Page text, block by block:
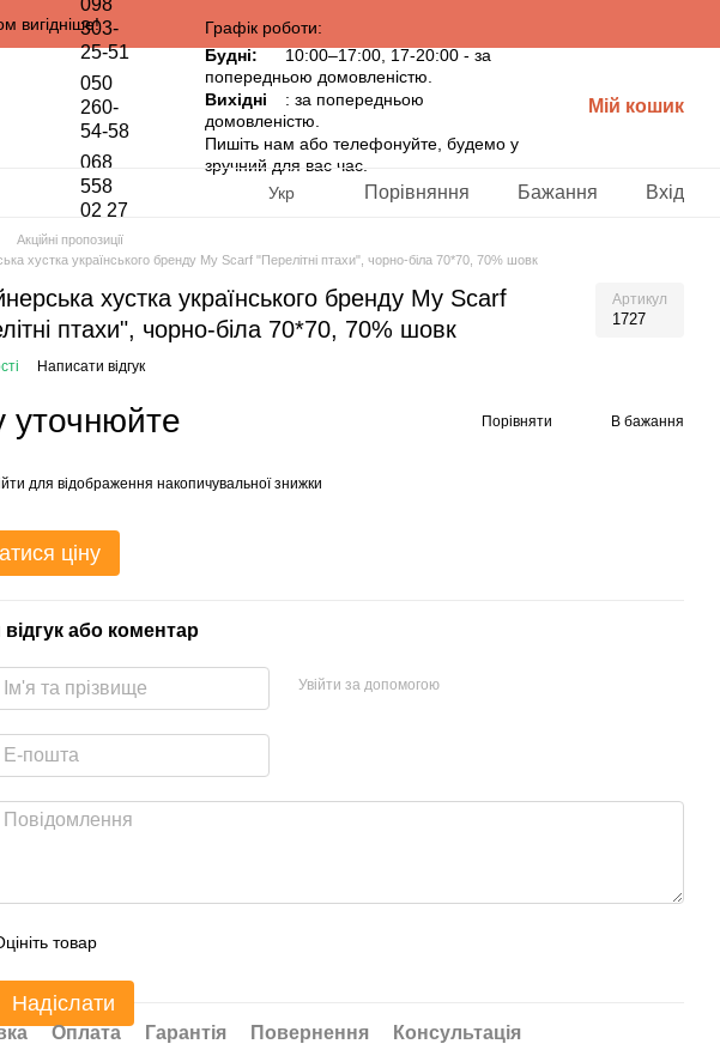
вигідніше!
098
303-
25-51
050
260-
54-58
068
558
02 27
Графік роботи:
Будні:
10:00–17:00, 17-20:00 - за
попередньою домовленістю.
Вихідні
: за попередньою
домовленістю.
Пишіть нам або телефонуйте, будемо у
зручний для вас час.
Мій кошик
Укр Порівняння Бажання Вхід
Акційні пропозиції
хустка українського бренду My Scarf "Перелітні птахи", чорно-біла 70*70, 70% шовк
хустка українського бренду My Scarf
птахи", чорно-біла 70*70, 70% шовк
Артикул
1727
Написати відгук
уточнюйте Порівняти В бажання
для відображення накопичувальної знижки
ціну
або коментар
Увійти за допомогою
товар
Надіслати
Оплата Гарантія Повернення Консультація